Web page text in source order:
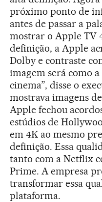
próximo ponto de
antes de passar a
mostrar o Apple TV
definição, a Apple
Dolby e contraste
imagem será como
cinema”, disse o
mostrava imagens
Apple fechou
estúdios de
em 4K ao mesmo
definição. Essa
tanto com a Netflix
Prime. A empresa
transformar essa
plataforma.